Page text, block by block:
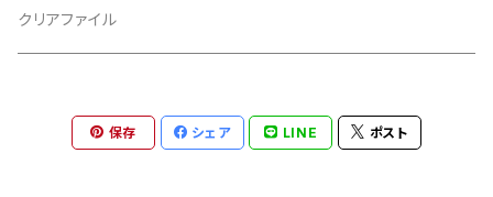
胴板
クリアファイル
保存 シェア LINE ポスト